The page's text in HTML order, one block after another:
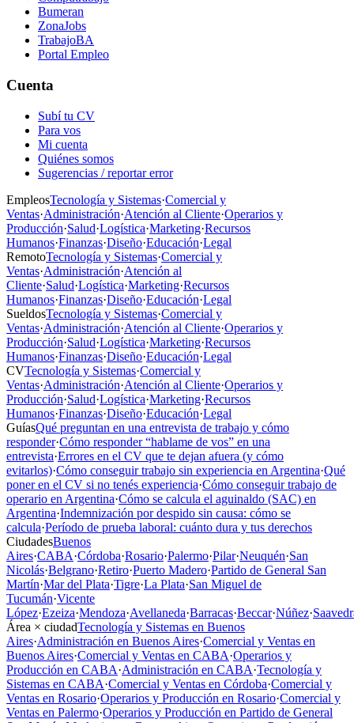
Bumeran
ZonaJobs
TrabajoBA
Portal Empleo
Cuenta
Subí tu CV
Para vos
Mi cuenta
Quiénes somos
Sugerencias / reportar error
EmpleosTecnología y Sistemas·Comercial y
Ventas·Administración·Atención al Cliente·Operarios y
Producción·Salud·Logística·Marketing·Recursos
Humanos·Finanzas·Diseño·Educación·Legal
RemotoTecnología y Sistemas·Comercial y
Ventas·Administración·Atención al
Cliente·Salud·Logística·Marketing·Recursos
Humanos·Finanzas·Diseño·Educación·Legal
SueldosTecnología y Sistemas·Comercial y
Ventas·Administración·Atención al Cliente·Operarios y
Producción·Salud·Logística·Marketing·Recursos
Humanos·Finanzas·Diseño·Educación·Legal
CVTecnología y Sistemas·Comercial y
Ventas·Administración·Atención al Cliente·Operarios y
Producción·Salud·Logística·Marketing·Recursos
Humanos·Finanzas·Diseño·Educación·Legal
GuíasQué preguntan en una entrevista de trabajo y cómo
responder·Cómo responder “hablame de vos” en una
entrevista·Errores en el CV que te dejan afuera (y cómo
evitarlos)·Cómo conseguir trabajo sin experiencia en Argentina·Qué
poner en el CV si no tenés experiencia·Cómo conseguir trabajo de
operario en Argentina·Cómo se calcula el aguinaldo (SAC) en
Argentina·Indemnización por despido sin causa: cómo se
calcula·Período de prueba laboral: cuánto dura y tus derechos
CiudadesBuenos
Aires·CABA·Córdoba·Rosario·Palermo·Pilar·Neuquén·San
Nicolás·Belgrano·Retiro·Puerto Madero·Partido de General San
Martín·Mar del Plata·Tigre·La Plata·San Miguel de
Tucumán·Vicente
López·Ezeiza·Mendoza·Avellaneda·Barracas·Beccar·Núñez·
Área × ciudadTecnología y Sistemas en Buenos
Aires·Administración en Buenos Aires·Comercial y Ventas en
Buenos Aires·Comercial y Ventas en CABA·Operarios y
Producción en CABA·Administración en CABA·Tecnología y
Sistemas en CABA·Comercial y Ventas en Córdoba·Comercial y
Ventas en Rosario·Operarios y Producción en Rosario·Comercial y
Ventas en Palermo·Operarios y Producción en Partido de General